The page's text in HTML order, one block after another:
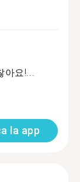
아요!...
la app